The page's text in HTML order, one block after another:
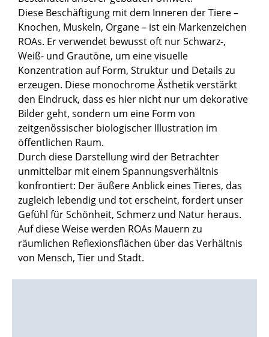
Diese Beschäftigung mit dem Inneren der Tiere –
Knochen, Muskeln, Organe – ist ein Markenzeichen
ROAs. Er verwendet bewusst oft nur Schwarz-,
Weiß- und Grautöne, um eine visuelle
Konzentration auf Form, Struktur und Details zu
erzeugen. Diese monochrome Ästhetik verstärkt
den Eindruck, dass es hier nicht nur um dekorative
Bilder geht, sondern um eine Form von
zeitgenössischer biologischer Illustration im
öffentlichen Raum.
Durch diese Darstellung wird der Betrachter
unmittelbar mit einem Spannungsverhältnis
konfrontiert: Der äußere Anblick eines Tieres, das
zugleich lebendig und tot erscheint, fordert unser
Gefühl für Schönheit, Schmerz und Natur heraus.
Auf diese Weise werden ROAs Mauern zu
räumlichen Reflexionsflächen über das Verhältnis
von Mensch, Tier und Stadt.